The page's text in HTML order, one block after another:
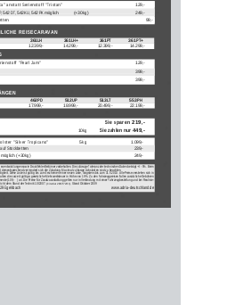
361 LH 361 LH+ 361 PT
361 PT+
12.399,-
14.299,- 12.399,- 14.299,-
REISECARAVAN
”Pearl Jam”
129,-
399,-
399,-
anstatt Serienstoff ”Tristan”
129,-
DT, 542 KU, 542 PK möglich
(+30 kg)
249,-
99,-
sowie Druckfehler/Irrtümer vorbehalten. Die zulässige Toleranz der technischen Daten beträgt +/- 5%. Beim
vermindert sich die Zuladung. Maximal zulässige Achslasten sind zu beachten.
Diese Liste ist gültig bis zum Erscheinen einer neuen Liste, längstens bis zum 31.5.2010. Alle Preise verstehen sich in
die zurzeit gültige, gesetzliche Mehrwertsteuer in Höhe von
19%. Zu den Fahrzeugpreisen fallen zusätzliche Gebühren
(109,-
) an. Die Preise für Zusatzausstattung gelten nur in Verbindung mit einer Fahrzeugbestellung und bei Realisie-
dem Stand der Technik 10/2007. (Directive 2007/72/EC). Stand Oktober 2009
Egelsbach www.adria-deutschland.de
”Silver Tropicano” 5 kg
1.099,-
Stockbetten
239,-
möglich (+30 kg)
249,-
462 PD 512 UP 513 LT
553 PH
17.999,-
18.999,- 20.499,- 22.199,-
Sie sparen 219,-
10 kg Sie zahlen nur 449,-